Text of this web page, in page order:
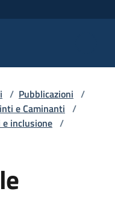
/ Pubblicazioni /
e Caminanti /
inclusione /